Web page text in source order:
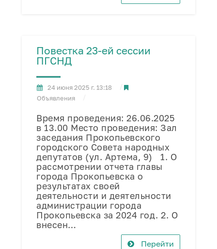
Повестка 23-ей сессии
ПГСНД
24 июня 2025 г. 13:18
Объявления
Время проведения: 26.06.2025
в 13.00 Место проведения: Зал
заседания Прокопьевского
городского Совета народных
депутатов (ул. Артема, 9) 1. О
рассмотрении отчета главы
города Прокопьевска о
результатах своей
деятельности и деятельности
администрации города
Прокопьевска за 2024 год. 2. О
внесен…
Перейти